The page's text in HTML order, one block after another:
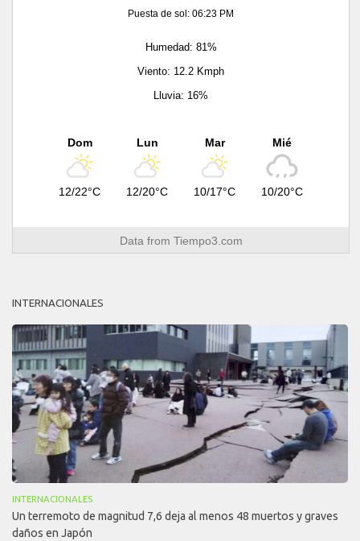
Puesta de sol: 06:23 PM
Humedad: 81%
Viento: 12.2 Kmph
Lluvia: 16%
Dom
12/22°C
Lun
12/20°C
Mar
10/17°C
Mié
10/20°C
Data from Tiempo3.com
INTERNACIONALES
INTERNACIONALES
Un terremoto de magnitud 7,6 deja al menos 48 muertos y graves
daños en Japón